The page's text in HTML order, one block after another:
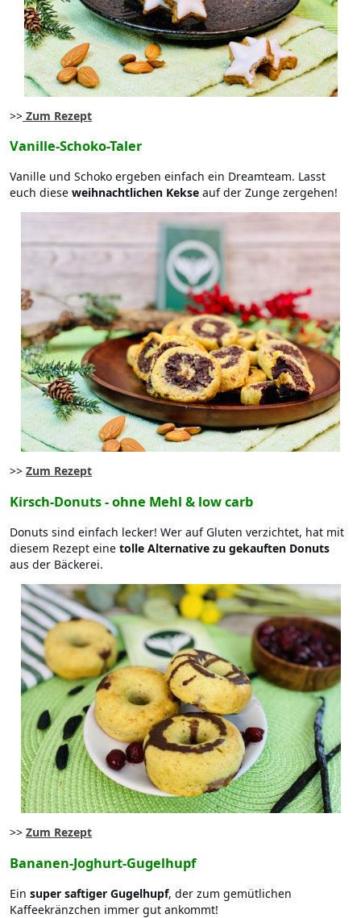
>> Zum Rezept
Vanille-Schoko-Taler
Vanille und Schoko ergeben einfach ein Dreamteam. Lasst
euch diese weihnachtlichen Kekse auf der Zunge zergehen!
>> Zum Rezept
Kirsch-Donuts - ohne Mehl & low carb
Donuts sind einfach lecker! Wer auf Gluten verzichtet, hat mit
diesem Rezept eine tolle Alternative zu gekauften Donuts
aus der Bäckerei.
>> Zum Rezept
Bananen-Joghurt-Gugelhupf
Ein super saftiger Gugelhupf, der zum gemütlichen
Kaffeekränzchen immer gut ankommt!